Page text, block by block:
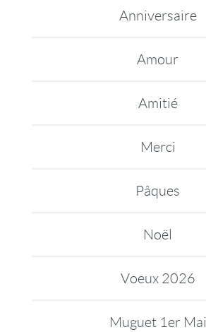
Anniversaire
Amour
Amitié
Merci
Pâques
Noël
Voeux 2026
Muguet 1er Mai